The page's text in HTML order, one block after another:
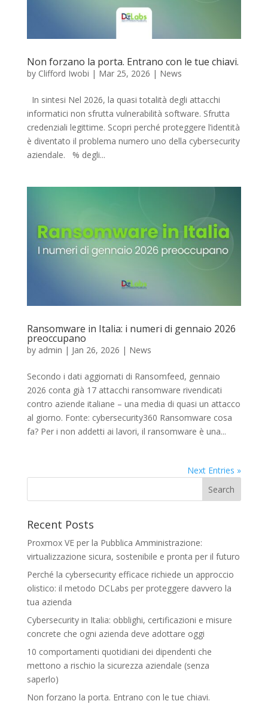
Non forzano la porta. Entrano con le tue chiavi.
by Clifford Iwobi | Mar 25, 2026 | News
In sintesi Nel 2026, la quasi totalità degli attacchi
informatici non sfrutta vulnerabilità software. Sfrutta
credenziali legittime. Scopri perché proteggere l’identità
è diventato il problema numero uno della cybersecurity
aziendale. % degli...
Ransomware in Italia: i numeri di gennaio 2026
preoccupano
by admin | Jan 26, 2026 | News
Secondo i dati aggiornati di Ransomfeed, gennaio
2026 conta già 17 attacchi ransomware rivendicati
contro aziende italiane – una media di quasi un attacco
al giorno. Fonte: cybersecurity360 Ransomware cosa
fa? Per i non addetti ai lavori, il ransomware è una...
Next Entries »
Recent Posts
Proxmox VE per la Pubblica Amministrazione:
virtualizzazione sicura, sostenibile e pronta per il futuro
Perché la cybersecurity efficace richiede un approccio
olistico: il metodo DCLabs per proteggere davvero la
tua azienda
Cybersecurity in Italia: obblighi, certificazioni e misure
concrete che ogni azienda deve adottare oggi
10 comportamenti quotidiani dei dipendenti che
mettono a rischio la sicurezza aziendale (senza
saperlo)
Non forzano la porta. Entrano con le tue chiavi.